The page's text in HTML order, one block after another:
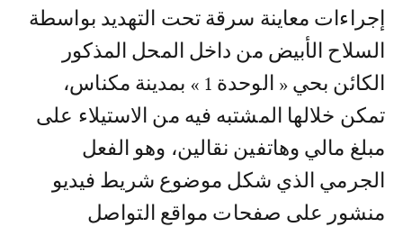
إجراءات معاينة سرقة تحت التهديد بواسطة
السلاح الأبيض من داخل المحل المذكور
الكائن بحي « الوحدة 1 » بمدينة مكناس،
تمكن خلالها المشتبه فيه من الاستيلاء على
مبلغ مالي وهاتفين نقالين، وهو الفعل
الجرمي الذي شكل موضوع شريط فيديو
منشور على صفحات مواقع التواصل